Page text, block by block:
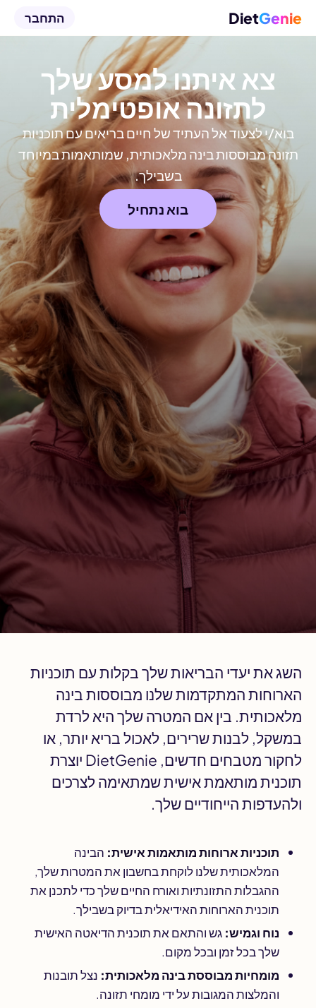
DietGenie התחבר
צא איתנו למסע שלך
לתזונה אופטימלית
בוא/י לצעוד אל העתיד של חיים בריאים עם תוכניות
תזונה מבוססות בינה מלאכותית, שמותאמות במיוחד
בשבילך.
בוא נתחיל
השג את יעדי הבריאות שלך בקלות עם תוכניות
הארוחות המתקדמות שלנו מבוססות בינה
מלאכותית. בין אם המטרה שלך היא לרדת
במשקל, לבנות שרירים, לאכול בריא יותר, או
לחקור מטבחים חדשים, DietGenie יוצרת
תוכנית מותאמת אישית שמתאימה לצרכים
ולהעדפות הייחודיים שלך.
תוכניות ארוחות מותאמות אישית: הבינה
המלאכותית שלנו לוקחת בחשבון את המטרות שלך,
ההגבלות התזונתיות ואורח החיים שלך כדי לתכנן את
תוכנית הארוחות האידיאלית בדיוק בשבילך.
נוח וגמיש: גש והתאם את תוכנית הדיאטה האישית
שלך בכל זמן ובכל מקום.
מומחיות מבוססת בינה מלאכותית: נצל תובנות
והמלצות המגובות על ידי מומחי תזונה.